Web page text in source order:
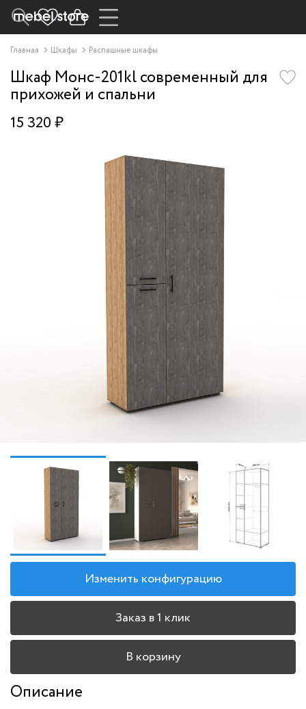
Главная Шкафы Распашные шкафы
Шкаф Монс-201kl современный для
прихожей и спальни
15 320 ₽
Изменить конфигурацию
Заказ в 1 клик
В корзину
Описание